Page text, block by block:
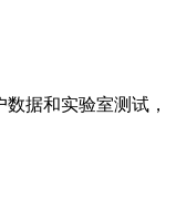
据和实验室测试，